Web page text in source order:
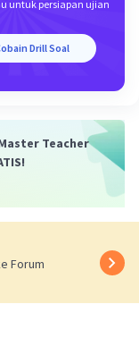
berisi
beberapa
alasan yang
untuk persiapan ujian
Drill Soal
Teacher
Forum